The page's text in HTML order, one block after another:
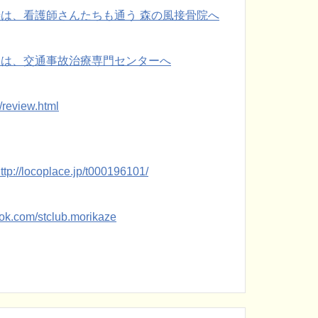
、看護師さんたちも通う 森の風接骨院へ
、交通事故治療専門センターへ
locoplace.jp/t000196101/
stclub.morikaze